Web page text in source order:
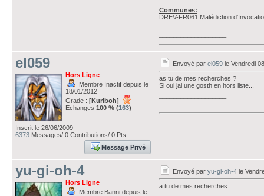
Communes:
DREV-FR061 Malédiction
el059
Hors Ligne
Membre Inactif depuis le
18/01/2012
Grade : [Kuriboh]
Echanges 100 % (163)
Inscrit le 26/06/2009
6373 Messages/ 0 Contributions/ 0 Pts
Message Privé
Envoyé par el059 le Vendredi
as tu de mes recherches ?
Si oui jai une gosth en hors liste...
yu-gi-oh-4
Hors Ligne
Membre Banni depuis le
Envoyé par yu-gi-oh-4 le
a tu de mes recherches